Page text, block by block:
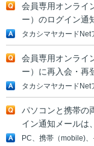
会員専用オンライ
ー）のログイン通
タカシマヤカードNet
会員専用オンライ
ー）に再入会・再
タカシマヤカードNet
パソコンと携帯の
イン通知メールは
PC、携帯（mobile)